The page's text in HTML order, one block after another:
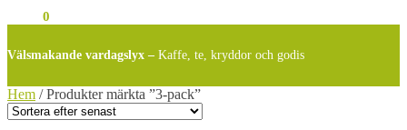
0
Välsmakande vardagslyx – Kaffe, te, kryddor och godis
Hem /Produkter märkta ”3-pack”